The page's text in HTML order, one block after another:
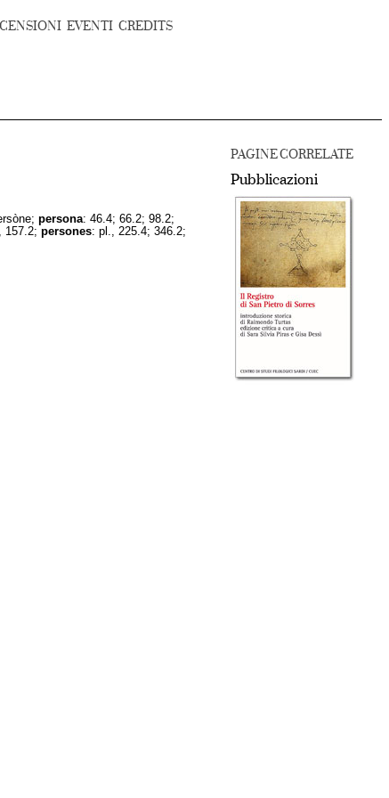
EVENTI CREDITS
PAGINE CORRELATE
Pubblicazioni
persona: 46.4; 66.2; 98.2;
157.2; persones: pl., 225.4; 346.2;